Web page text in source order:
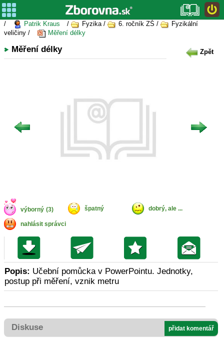
/ Patrik Kraus / Fyzika / 6. ročník ZŠ /
Fyzikální
veličiny /
Měření délky
Měření délky Zpět
výborný (3) špatný dobrý, ale ...
nahlásit správci
Popis: Učební pomůcka v PowerPointu. Jednotky,
postup při měření, vznik metru
Diskuse přidat komentář